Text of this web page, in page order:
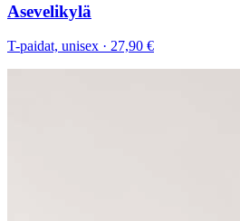
Asevelikylä
T-paidat, unisex · 27,90 €